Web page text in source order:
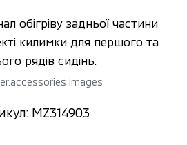
обігріву задньої частини
килимки для першого та
рядів сидінь.
images
MZ314903